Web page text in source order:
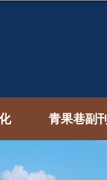
青果巷副刊